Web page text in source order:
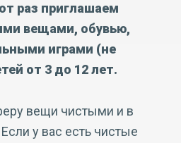
раз приглашаем
вещами, обувью,
играми (не
от 3 до 12 лет.
вещи чистыми и в
у вас есть чистые